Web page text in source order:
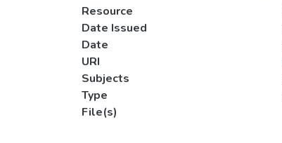
Resource
Date Issued
Date
URI
Subjects
Type
File(s)